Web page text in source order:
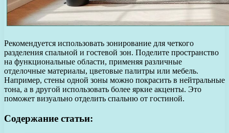
Рекомендуется использовать зонирование для четкого
разделения спальной и гостевой зон. Поделите пространство
на функциональные области, применяя различные
отделочные материалы, цветовые палитры или мебель.
Например, стены одной зоны можно покрасить в нейтральные
тона, а в другой использовать более яркие акценты. Это
поможет визуально отделить спальню от гостиной.
Содержание статьи: